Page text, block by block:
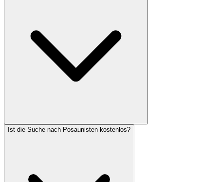
Ist die Suche nach Posaunisten kostenlos?